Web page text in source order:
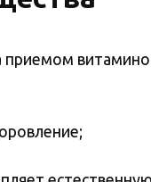
приемом